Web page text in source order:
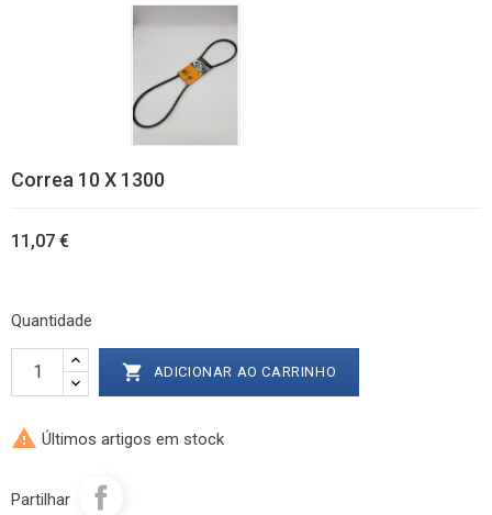
Correa 10 X 1300
11,07 €
Quantidade
 ADICIONAR AO CARRINHO
 Últimos artigos em stock
Partilhar